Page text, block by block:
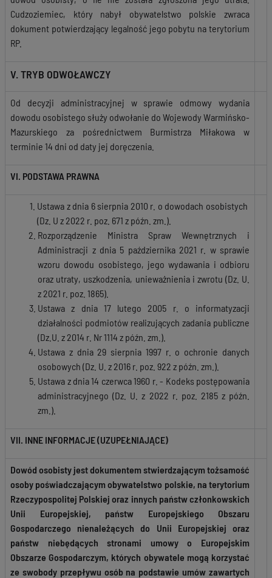
Cudzoziemiec, który nabył obywatelstwo polskie zwraca
dokument potwierdzający legalność jego pobytu na terytorium
RP.
V. TRYB ODWOŁAWCZY
Od decyzji administracyjnej w sprawie odmowy wydania
dowodu osobistego służy odwołanie do Wojewody Warmińsko-
Mazurskiego za pośrednictwem Burmistrza Miłakowa w
terminie 14 dni od daty jej doręczenia.
VI. PODSTAWA PRAWNA
Ustawa z dnia 6 sierpnia 2010 r. o dowodach osobistych
(Dz. U z 2022 r. poz. 671 z późn. zm.).
Rozporządzenie Ministra Spraw Wewnętrznych i
Administracji z dnia 5 października 2021 r. w sprawie
wzoru dowodu osobistego, jego wydawania i odbioru
oraz utraty, uszkodzenia, unieważnienia i zwrotu (Dz. U.
z 2021 r. poz. 1865).
Ustawa z dnia 17 lutego 2005 r. o informatyzacji
działalności podmiotów realizujących zadania publiczne
(Dz.U. z 2014 r. Nr 1114 z późn. zm.).
Ustawa z dnia 29 sierpnia 1997 r. o ochronie danych
osobowych (Dz. U. z 2016 r. poz. 922 z późn. zm.).
Ustawa z dnia 14 czerwca 1960 r. - Kodeks postępowania
administracyjnego (Dz. U. z 2022 r. poz. 2185 z późn.
zm.).
VII. INNE INFORMACJE (UZUPEŁNIAJĄCE)
Dowód osobisty jest dokumentem stwierdzającym tożsamość
osoby poświadczającym obywatelstwo polskie, na terytorium
Rzeczypospolitej Polskiej oraz innych państw członkowskich
Unii Europejskiej, państw Europejskiego Obszaru
Gospodarczego nienależących do Unii Europejskiej oraz
państw niebędących stronami umowy o Europejskim
Obszarze Gospodarczym, których obywatele mogą korzystać
ze swobody przepływu osób na podstawie umów zawartych